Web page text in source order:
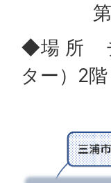
第2回
◆場 所 チ
ター）2